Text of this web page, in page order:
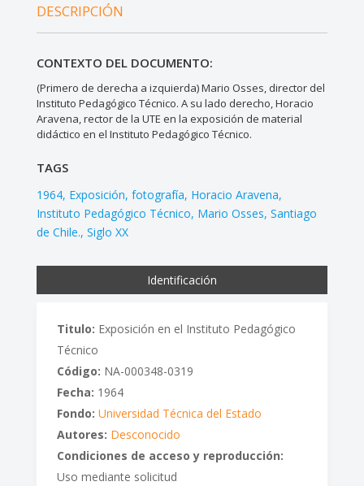
DESCRIPCIÓN
CONTEXTO DEL DOCUMENTO:
(Primero de derecha a izquierda) Mario Osses, director del
Instituto Pedagógico Técnico. A su lado derecho, Horacio
Aravena, rector de la UTE en la exposición de material
didáctico en el Instituto Pedagógico Técnico.
TAGS
1964 Exposición fotografía Horacio Aravena
Instituto Pedagógico Técnico Mario Osses Santiago
de Chile. Siglo XX
Identificación
Titulo: Exposición en el Instituto Pedagógico
Técnico
Código: NA-000348-0319
Fecha: 1964
Fondo: Universidad Técnica del Estado
Autores: Desconocido
Condiciones de acceso y reproducción:
Uso mediante solicitud